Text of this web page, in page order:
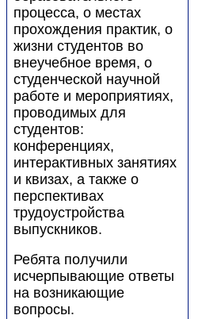
процесса, о местах
прохождения практик, о
жизни студентов во
внеучебное время, о
студенческой научной
работе и мероприятиях,
проводимых для
студентов:
конференциях,
интерактивных занятиях
и квизах, а также о
перспективах
трудоустройства
выпускников.
Ребята получили
исчерпывающие ответы
на возникающие
вопросы.